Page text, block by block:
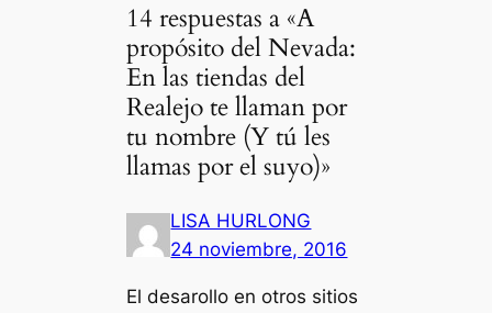
14 respuestas a «A
propósito del Nevada:
En las tiendas del
Realejo te llaman por
tu nombre (Y tú les
llamas por el suyo)»
LISA HURLONG
24 noviembre, 2016
El desarollo en otros sitios